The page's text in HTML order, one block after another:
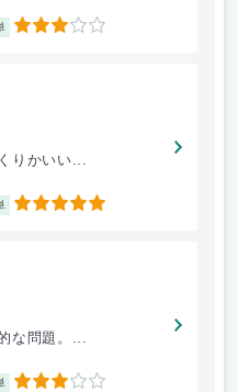
3
りかいい...
5
な問題。...
3